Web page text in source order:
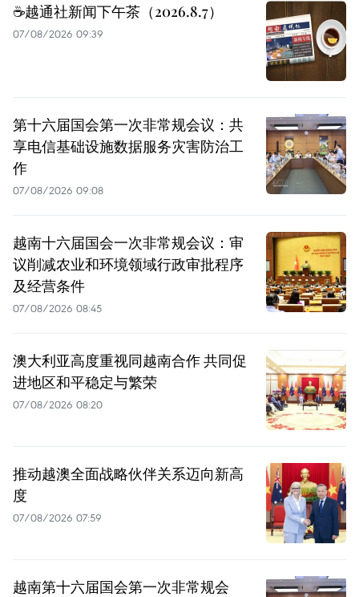
☕️越通社新闻下午茶（2026.8.7）
07/08/2026 09:39
第十六届国会第一次非常规会议：共
享电信基础设施数据服务灾害防治工
作
07/08/2026 09:08
越南十六届国会一次非常规会议：审
议削减农业和环境领域行政审批程序
及经营条件
07/08/2026 08:45
澳大利亚高度重视同越南合作 共同促
进地区和平稳定与繁荣
07/08/2026 08:20
推动越澳全面战略伙伴关系迈向新高
度
07/08/2026 07:59
越南第十六届国会第一次非常规会